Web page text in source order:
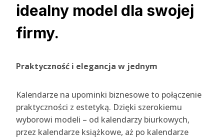
idealny model dla swojej
firmy.
Praktyczność i elegancja w jednym
Kalendarze na upominki biznesowe to połączenie
praktyczności z estetyką. Dzięki szerokiemu
wyborowi modeli – od kalendarzy biurkowych,
przez kalendarze książkowe, aż po kalendarze